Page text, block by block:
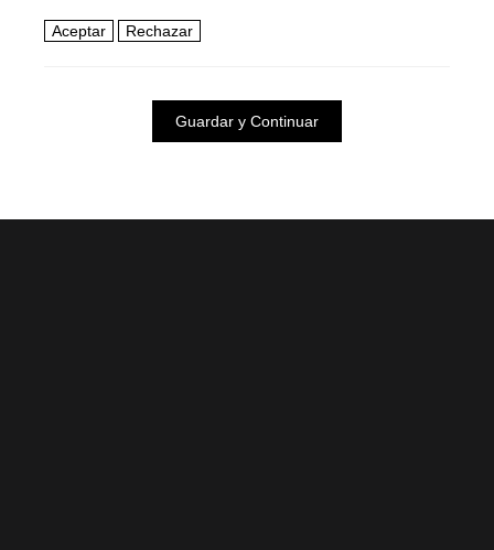
Aceptar Rechazar
Guardar y Continuar